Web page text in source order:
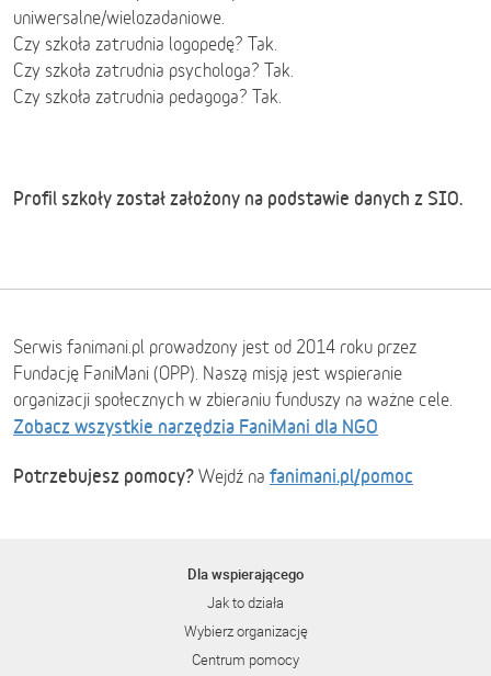
uniwersalne/wielozadaniowe.
Czy szkoła zatrudnia logopedę? Tak.
Czy szkoła zatrudnia psychologa? Tak.
Czy szkoła zatrudnia pedagoga? Tak.
Profil szkoły został założony na podstawie danych z SIO.
Serwis fanimani.pl prowadzony jest od 2014 roku przez
Fundację FaniMani (OPP). Naszą misją jest wspieranie
organizacji społecznych w zbieraniu funduszy na ważne cele.
Zobacz wszystkie narzędzia FaniMani dla NGO
Potrzebujesz pomocy? Wejdź na fanimani.pl/pomoc
Dla wspierającego
Jak to działa
Wybierz organizację
Centrum pomocy